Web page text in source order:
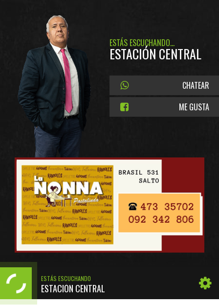
ESTÁS ESCUCHANDO...
ESTACIÓN CENTRAL
CHATEAR
ME GUSTA
ESTÁS ESCUCHANDO
ESTACIÓN CENTRAL